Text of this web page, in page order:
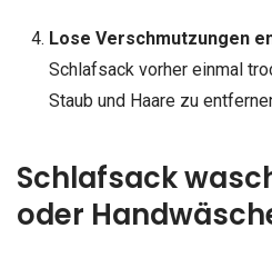
Lose Verschmutzungen
Schlafsack vorher einmal
Staub und Haare zu
Schlafsack
oder